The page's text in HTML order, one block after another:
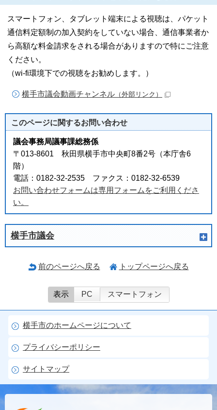
スマートフォン、タブレット端末による視聴は、パケット
通信料定額制の加入契約をしていない場合、通信事業者か
ら高額な料金請求をされる場合がありますので特にご注意
ください。
（wi-fi環境下での視聴をお勧めします。）
横手市議会動画チャンネル （外部リンク）
このページに関するお問い合わせ
議会事務局議事課総務係
〒013-8601 秋田県横手市中央町8番2号（本庁舎6
階）
電話：0182-32-2535 ファクス：0182-32-6539
お問い合わせフォームは専用フォームをご利用くださ
い。
横手市議会
前のページへ戻る トップページへ戻る
表示 PC スマートフォン
横手市のホームページについて
プライバシーポリシー
サイトマップ